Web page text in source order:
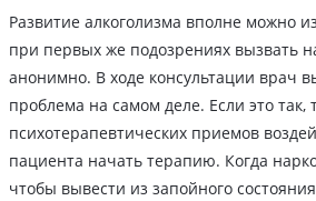
Развитие алкоголизма вполне можно
при первых же подозрениях вызвать
анонимно. В ходе консультации врач
проблема на самом деле. Если это
психотерапевтических приемов
пациента начать терапию. Когда
чтобы вывести из запойного